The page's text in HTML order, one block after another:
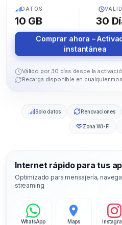
DATOS
10 GB 30
Comprar ahora –
instantánea
Válido por 30 días desde la
Recarga disponible en cualquier
Solo datos Renovaciones
Zona Wi-Fi
Internet rápido para tus
Optimizado para mensajería,
streaming
WhatsApp Maps